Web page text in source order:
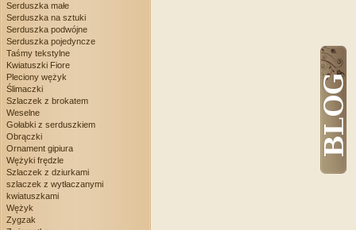
Serduszka małe
Serduszka na sztuki
Serduszka podwójne
Serduszka pojedyncze
Taśmy tekstylne
Kwiatuszki Fiore
Pleciony wężyk
Ślimaczki
Szlaczek z brokatem
Weselne
Gołabki z serduszkiem
Obrączki
Ornament gipiura
Wężyki frędzle
Szlaczek z dziurkami
szlaczek z wytłaczanymi
kwiatuszkami
Wężyk
Zygzak